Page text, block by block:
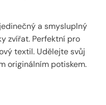
a smysluplný
zvířat. Perfektní pro
textil. Udělejte svůj
originálním potiskem.